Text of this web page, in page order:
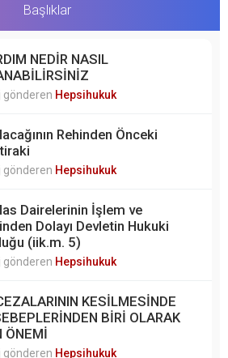
Başlıklar
NEDİR NASIL
gönderen Hepsihukuk
Rehinden Önceki
gönderen Hepsihukuk
Dairelerinin İşlem ve
Dolayı Devletin Hukuki
(iik.m. 5)
gönderen Hepsihukuk
KESİLMESİNDE
BİRİ OLARAK
ÖNEMİ
gönderen Hepsihukuk